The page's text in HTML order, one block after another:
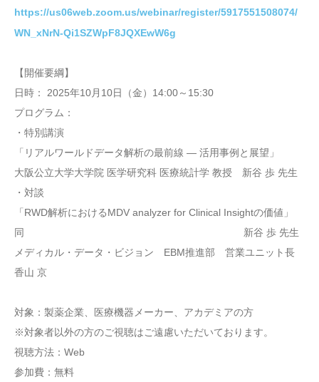
https://us06web.zoom.us/webinar/register/5917551508074/
WN_xNrN-Qi1SZWpF8JQXEwW6g
【開催要綱】
日時： 2025年10月10日（金）14:00～15:30
プログラム：
・特別講演
「リアルワールドデータ解析の最前線 — 活用事例と展望」
大阪公立大学大学院 医学研究科 医療統計学 教授 新谷 歩 先生
・対談
「RWD解析におけるMDV analyzer for Clinical Insightの価値」
同 新谷 歩 先生
メディカル・データ・ビジョン EBM推進部 営業ユニット長
香山 京
対象：製薬企業、医療機器メーカー、アカデミアの方
※対象者以外の方のご視聴はご遠慮いただいております。
視聴方法：Web
参加費：無料